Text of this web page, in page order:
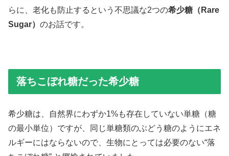
らに、老化も防止するという不思議な2つの希少糖（Rare
Sugar） のお話です。
落ちこぼれ糖だった希少糖
希少糖は、自然界にわずか1%も存在していない単糖（糖
の最小単位）ですが、同じ単糖類のぶどう糖のようにエネ
ルギーにはならないので、生物にとっては必要のない“落